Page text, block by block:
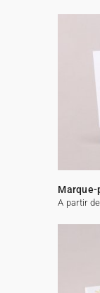
Marque-
A partir